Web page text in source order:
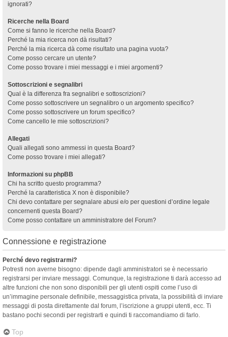
ignorati?
Ricerche nella Board
Come si fanno le ricerche nella Board?
Perché la mia ricerca non dà risultati?
Perché la mia ricerca dà come risultato una pagina vuota?
Come posso cercare un utente?
Come posso trovare i miei messaggi e i miei argomenti?
Sottoscrizioni e segnalibri
Qual è la differenza fra segnalibri e sottoscrizioni?
Come posso sottoscrivere un segnalibro o un argomento specifico?
Come posso sottoscrivere un forum specifico?
Come cancello le mie sottoscrizioni?
Allegati
Quali allegati sono ammessi in questa Board?
Come posso trovare i miei allegati?
Informazioni su phpBB
Chi ha scritto questo programma?
Perché la caratteristica X non è disponibile?
Chi devo contattare per segnalare abusi e/o per questioni d’ordine legale
concernenti questa Board?
Come posso contattare un amministratore del Forum?
Connessione e registrazione
Perché devo registrarmi?
Potresti non averne bisogno: dipende dagli amministratori se è necessario
registrarsi per inviare messaggi. Comunque, la registrazione ti darà accesso ad
altre funzioni che non sono disponibili per gli utenti ospiti come l’uso di
un’immagine personale definibile, messaggistica privata, la possibilità di inviare
messaggi di posta direttamente dal forum, l’iscrizione a gruppi utenti, ecc. Ti
bastano pochi secondi per registrarti e quindi ti raccomandiamo di farlo.
Top